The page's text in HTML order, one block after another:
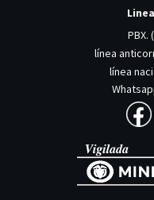
PBX.
línea
línea